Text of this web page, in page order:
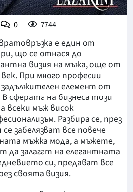
0 7744
е един от
що се отнася до
визия на мъжа, още от
При много професии
елемент от
сферата на бизнеса този
всеки мъж висок
Разбира се, през
забелязват все повече
мъжка мода, а мъжете,
да залагат на елегантната
си, предават все
своята визия.